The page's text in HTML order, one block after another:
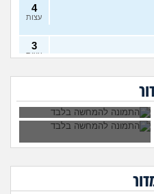
4
עצות
3
עצות
9
3
האם לצאת למסע
הם רואים ישר
לחתונה, זה לגיטימי או
לא?